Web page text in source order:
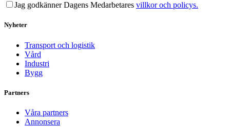
Jag godkänner Dagens Medarbetares villkor och policys.
Nyheter
Transport och logistik
Vård
Industri
Bygg
Partners
Våra partners
Annonsera